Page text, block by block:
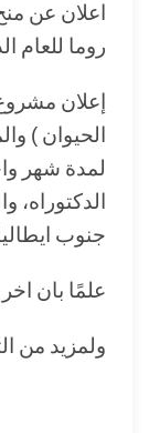
اعلان عن
روما للعام
الحيوان )
لمدة شهر
جنوب
علمًا بان اخر موعد
ولمزيد من